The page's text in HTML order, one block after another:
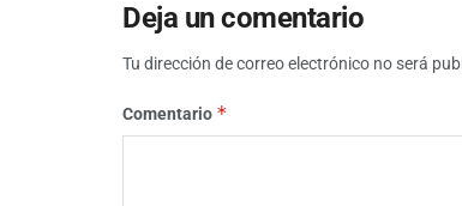
Deja un comentario
Tu dirección de correo electrónico no será
Comentario *